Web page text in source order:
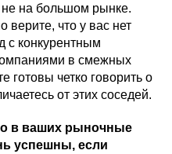
не на большом рынке.
верите, что у вас нет
с конкурентным
в смежных
готовы четко говорить о
от этих соседей.
в ваших рыночные
успешны, если